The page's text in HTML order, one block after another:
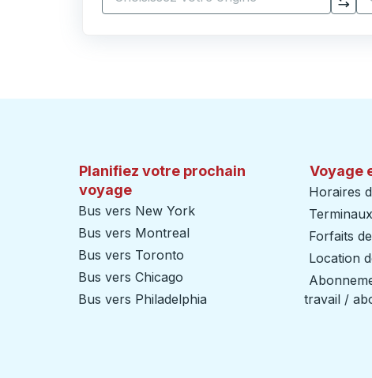
Cliquez pour changer vos sélections d'origine et de destination
Planifiez votre prochain
voyage
Bus vers New York
Bus vers Montreal
Bus vers Toronto
Bus vers Chicago
Bus vers Philadelphia
Voyage
Horaires
Forfaits
Location
travail /